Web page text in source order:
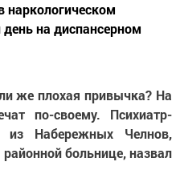
наркологическом
на диспансерном
же плохая привычка? На
по-своему. Психиатр-
из Набережных Челнов,
больнице, назвал